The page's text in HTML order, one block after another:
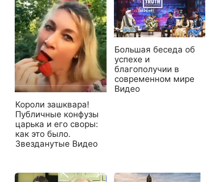
Короли зашквара!
Публичные конфузы
царька и его своры:
как это было.
Звезданутые Видео
Большая беседа об
успехе и
благополучии в
современном мире
Видео